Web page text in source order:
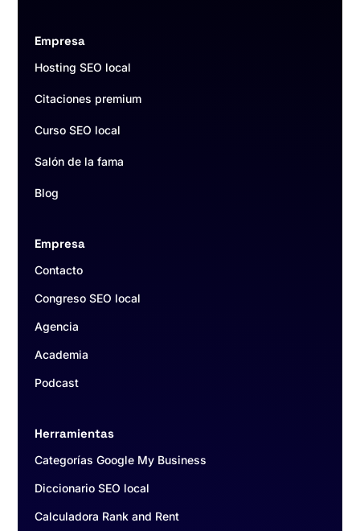
Empresa
Hosting SEO local
Citaciones premium
Curso SEO local
Salón de la fama
Blog
Empresa
Contacto
Congreso SEO local
Agencia
Academia
Podcast
Herramientas
Categorías Google My Business
Diccionario SEO local
Calculadora Rank and Rent